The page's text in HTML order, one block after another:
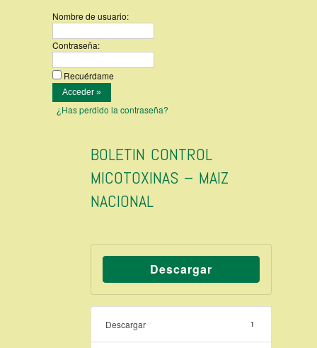
Nombre de usuario:
Contraseña:
Recuérdame
¿Has perdido la contraseña?
BOLETIN CONTROL
MICOTOXINAS – MAIZ
NACIONAL
Descargar
Descargar 1